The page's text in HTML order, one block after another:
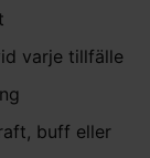
varje tillfälle
buff eller